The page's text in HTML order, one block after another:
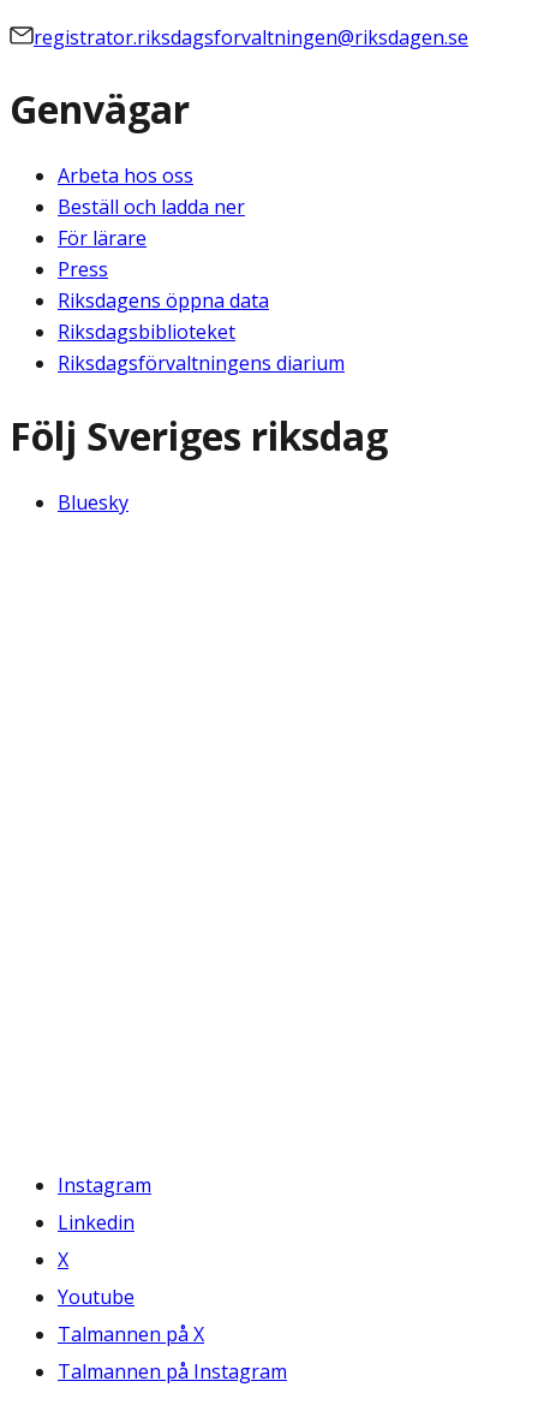
registrator.riksdagsforvaltningen@riksdagen.se
Genvägar
Arbeta hos oss
Beställ och ladda ner
För lärare
Press
Riksdagens öppna data
Riksdagsbiblioteket
Riksdagsförvaltningens diarium
Följ Sveriges riksdag
Bluesky
Instagram
Linkedin
X
Youtube
Talmannen på X
Talmannen på Instagram